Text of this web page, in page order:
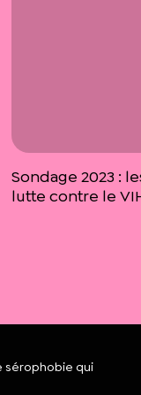
Sondage 2023 :
lutte contre le
sérophobie qui